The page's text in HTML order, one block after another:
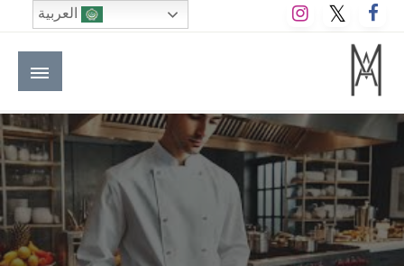
التخطي
إلى
المحتوى
M A hotels | إم ايه هوتيلز
الموقع الأول للعاملين في الفنادق في العالم العربي
العربية